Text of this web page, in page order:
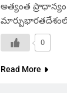
అత్యంత
0
Read More